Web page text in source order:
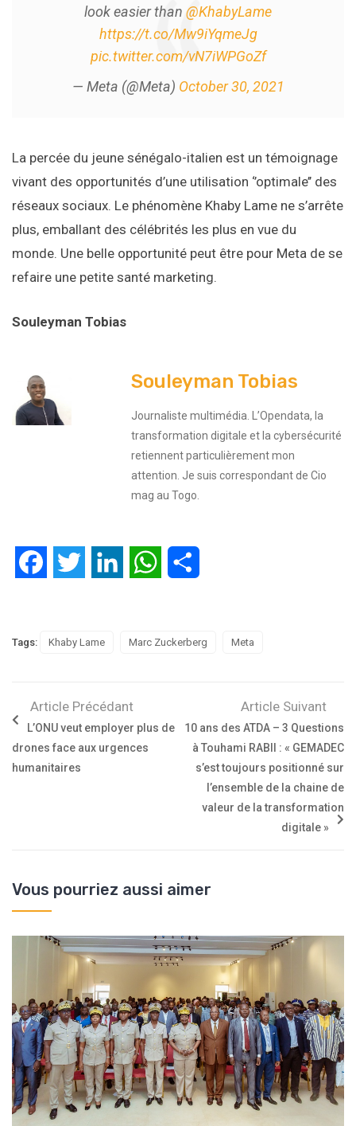
look easier than @KhabyLame
https://t.co/Mw9iYqmeJg
pic.twitter.com/vN7iWPGoZf
— Meta (@Meta) October 30, 2021
La percée du jeune sénégalo-italien est un témoignage
vivant des opportunités d’une utilisation ‘’optimale’’ des
réseaux sociaux. Le phénomène Khaby Lame ne s’arrête
plus, emballant des célébrités les plus en vue du
monde. Une belle opportunité peut être pour Meta de se
refaire une petite santé marketing.
Souleyman Tobias
Souleyman Tobias
Journaliste multimédia. L’Opendata, la
transformation digitale et la cybersécurité
retiennent particulièrement mon
attention. Je suis correspondant de Cio
mag au Togo.
FacebookTwitter LinkedIn WhatsApp
Tags: Khaby Lame Marc Zuckerberg Meta
Article Précédant
L’ONU veut employer plus de
drones face aux urgences
humanitaires
Article Suivant
10 ans des ATDA – 3 Questions
à Touhami RABII : « GEMADEC
s’est toujours positionné sur
l’ensemble de la chaine de
valeur de la transformation
digitale »
Vous pourriez aussi aimer